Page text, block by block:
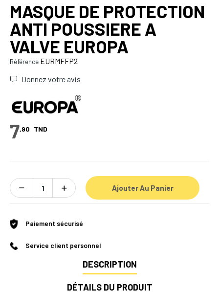
MASQUE DE PROTECTION
ANTI POUSSIERE A
VALVE EUROPA
Référence EURMFFP2
Donnez votre avis
7,90 TND
Ajouter Au Panier
Paiement sécurisé
Service client personnel
DESCRIPTION
DÉTAILS DU PRODUIT